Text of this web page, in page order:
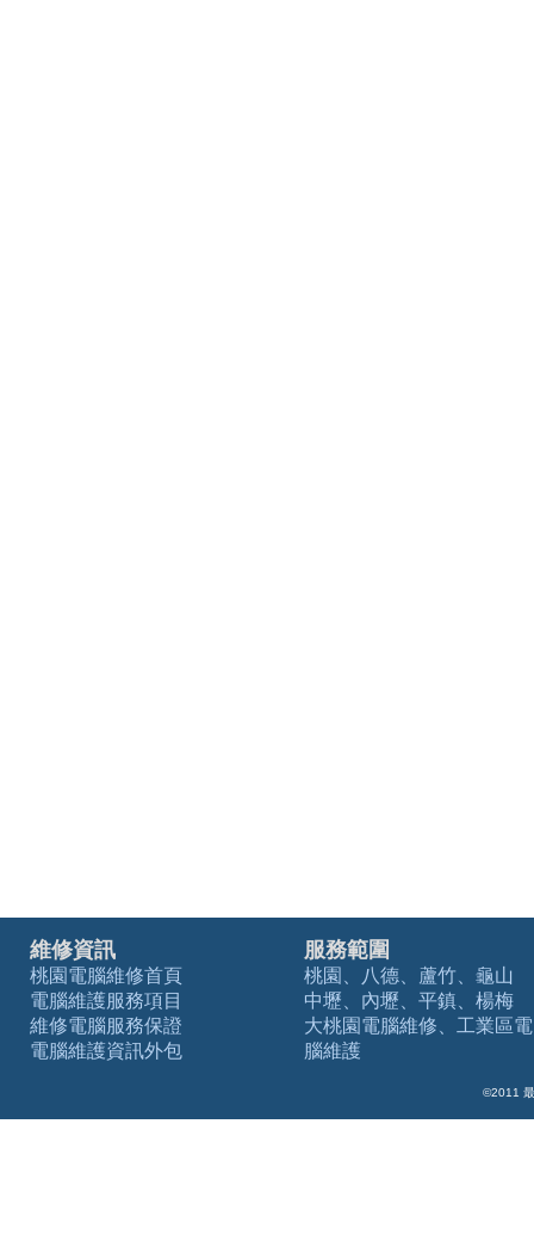
維修資訊
桃園電腦維修首頁
電腦維護服務項目
維修電腦服務保證
電腦維護資訊外包
服務範圍
桃園、八德、蘆竹、龜山
中壢、內壢、平鎮、楊梅
大桃園電腦維修、工業區電
腦維護
©2011